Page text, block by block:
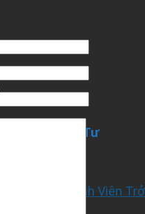
– Đầu Tư
Hai Thành Viên